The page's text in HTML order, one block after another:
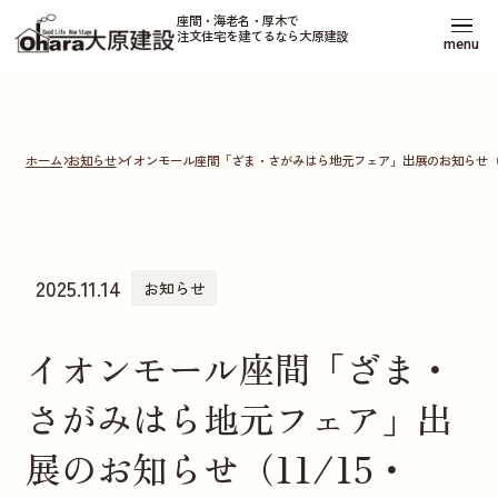
座間・海老名・厚木で
注文住宅を建てるなら大原建設
menu
ホーム お知らせ イオンモール座間「ざま・さがみはら地元フェア」出展のお知らせ
2025.11.14 お知らせ
イオンモール座間「ざま・
さがみはら地元フェア」出
展のお知らせ（11/15・